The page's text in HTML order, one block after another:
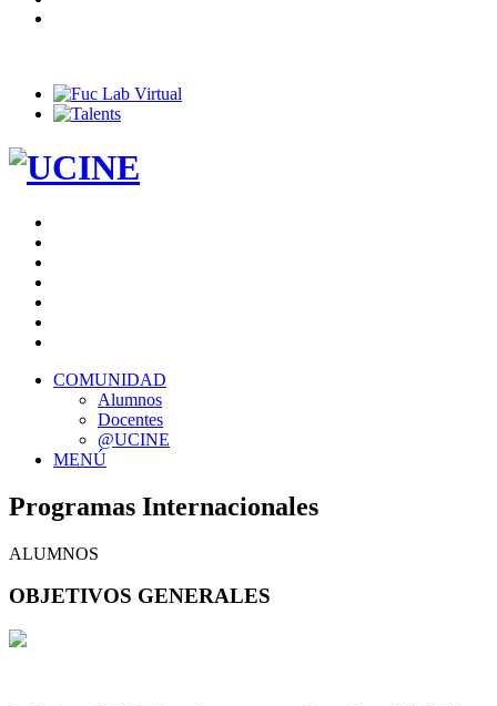
COMUNIDAD
Alumnos
Docentes
@UCINE
MENÚ
Programas Internacionales
ALUMNOS
OBJETIVOS GENERALES